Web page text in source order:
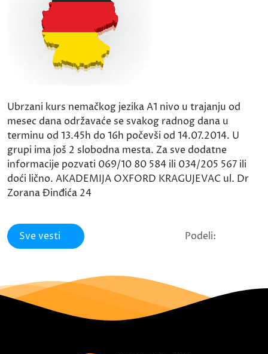
Ubrzani kurs nemačkog jezika A1 nivo u trajanju od
mesec dana održavaće se svakog radnog dana u
terminu od 13.45h do 16h počevši od 14.07.2014. U
grupi ima još 2 slobodna mesta. Za sve dodatne
informacije pozvati 069/10 80 584 ili 034/205 567 ili
doći lično. AKADEMIJA OXFORD KRAGUJEVAC ul. Dr
Zorana Đinđića 24
Sve vesti Podeli: